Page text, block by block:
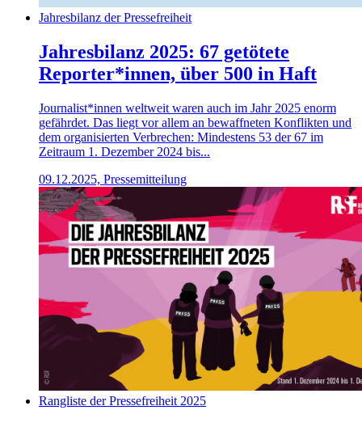
Jahresbilanz der Pressefreiheit
Jahresbilanz 2025: 67 getötete
Reporter*innen, über 500 in Haft
Journalist*innen weltweit waren auch im Jahr 2025 enorm
gefährdet. Das liegt vor allem an bewaffneten Konflikten und
dem organisierten Verbrechen: Mindestens 53 der 67 im
Zeitraum 1. Dezember 2024 bis...
09.12.2025, Pressemitteilung
Rangliste der Pressefreiheit 2025